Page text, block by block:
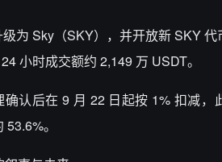
为 Sky（SKY），并开放新SKY代
24小时成交额约 2,149 万 USDT。
确认后在 9 月 22 日起按 1% 扣减，
53.6%。